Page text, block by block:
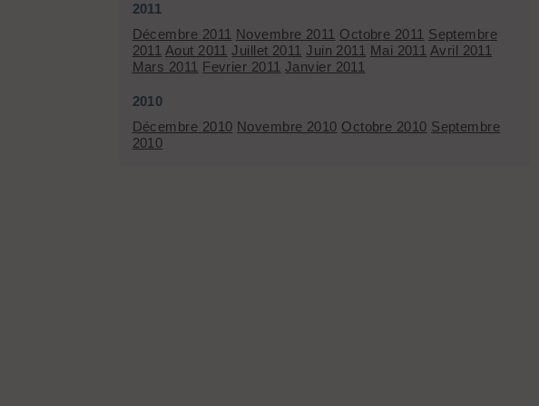
2011
Décembre 2011 Novembre 2011 Octobre 2011 Septembre
2011 Aout 2011 Juillet 2011 Juin 2011 Mai 2011 Avril 2011
Mars 2011 Fevrier 2011 Janvier 2011
2010
Décembre 2010 Novembre 2010 Octobre 2010 Septembre
2010